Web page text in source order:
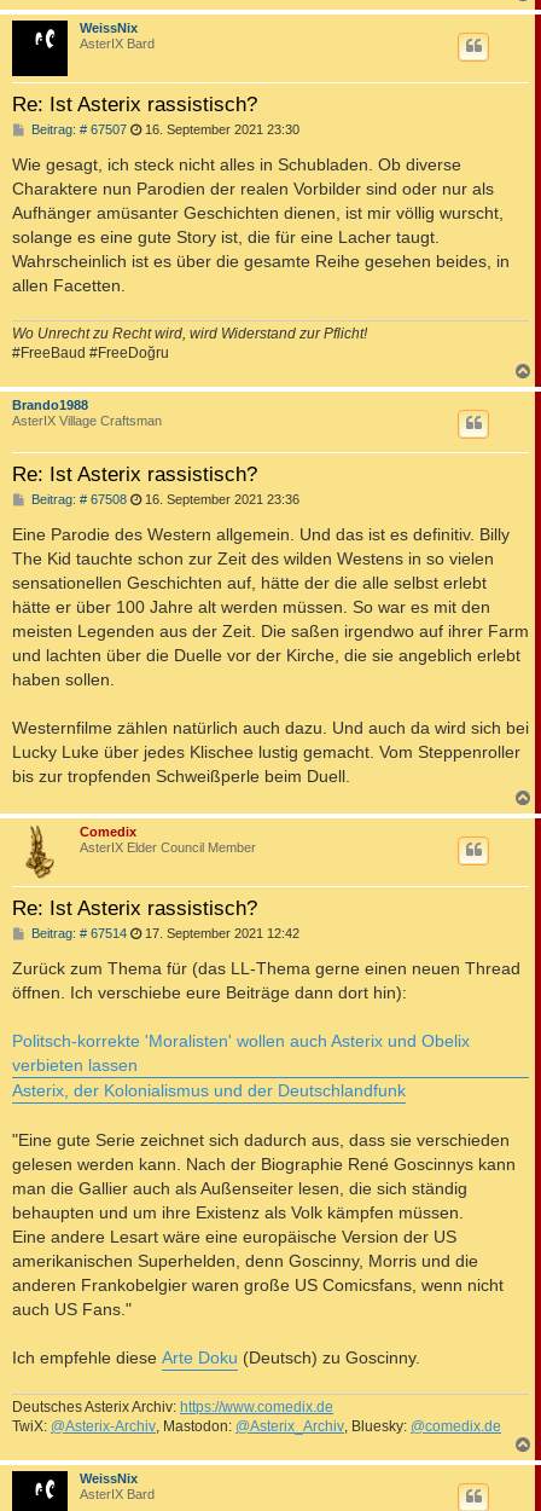
a
WeissNix
AsterIX Bard
Re: Ist Asterix rassistisch?
Beitrag: # 67507B
i
r
a
g
16. September 2021 23:30
Wie gesagt, ich steck nicht alles in Schubladen. Ob diverse
Charaktere nun Parodien der realen Vorbilder sind oder nur als
Aufhänger amüsanter Geschichten dienen, ist mir völlig wurscht,
solange es eine gute Story ist, die für eine Lacher taugt.
Wahrscheinlich ist es über die gesamte Reihe gesehen beides, in
allen Facetten.
Wo Unrecht zu Recht wird, wird Widerstand zur Pflicht!
#FreeBaud #FreeDoğru
a
Brando1988
AsterIX Village Craftsman
Re: Ist Asterix rassistisch?
Beitrag: # 67508B
i
r
a
g
16. September 2021 23:36
Eine Parodie des Western allgemein. Und das ist es definitiv. Billy
The Kid tauchte schon zur Zeit des wilden Westens in so vielen
sensationellen Geschichten auf, hätte der die alle selbst erlebt
hätte er über 100 Jahre alt werden müssen. So war es mit den
meisten Legenden aus der Zeit. Die saßen irgendwo auf ihrer Farm
und lachten über die Duelle vor der Kirche, die sie angeblich erlebt
haben sollen.
Westernfilme zählen natürlich auch dazu. Und auch da wird sich bei
Lucky Luke über jedes Klischee lustig gemacht. Vom Steppenroller
bis zur tropfenden Schweißperle beim Duell.
a
Comedix
AsterIX Elder Council Member
Re: Ist Asterix rassistisch?
Beitrag: # 67514B
i
t
r
17. September 2021 12:42
Zurück zum Thema für (das LL-Thema gerne einen neuen Thread
öffnen. Ich verschiebe eure Beiträge dann dort hin):
Politsch-korrekte 'Moralisten' wollen auch Asterix und Obelix
verbieten lassen
Asterix, der Kolonialismus und der Deutschlandfunk
"Eine gute Serie zeichnet sich dadurch aus, dass sie verschieden
gelesen werden kann. Nach der Biographie René Goscinnys kann
man die Gallier auch als Außenseiter lesen, die sich ständig
behaupten und um ihre Existenz als Volk kämpfen müssen.
Eine andere Lesart wäre eine europäische Version der US
amerikanischen Superhelden, denn Goscinny, Morris und die
anderen Frankobelgier waren große US Comicsfans, wenn nicht
auch US Fans."
Ich empfehle diese Arte Doku (Deutsch) zu Goscinny.
Deutsches Asterix Archiv: https://www.comedix.de
TwiX: @Asterix-Archiv, Mastodon: @Asterix_Archiv, Bluesky: @comedix.de
a
WeissNix
AsterIX Bard